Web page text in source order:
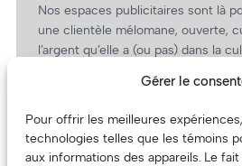
Gérer le
Pour offrir les meilleures
technologies telles que les témoins
aux informations des appareils. Le
Nos espaces publicitaires sont là
une clientèle mélomane, ouverte,
l’argent qu’elle a (ou pas) dans la
revient.
(Oui, on va avoir des tarifs